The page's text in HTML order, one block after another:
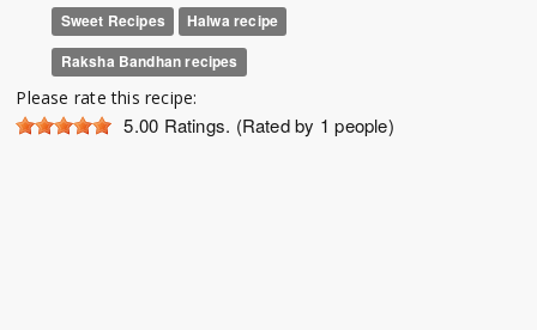
Sweet Recipes
Halwa recipe
Raksha Bandhan recipes
Please rate this recipe:
5.00 Ratings. (Rated by 1 people)